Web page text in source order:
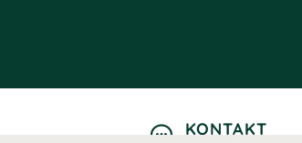
KONTAKT